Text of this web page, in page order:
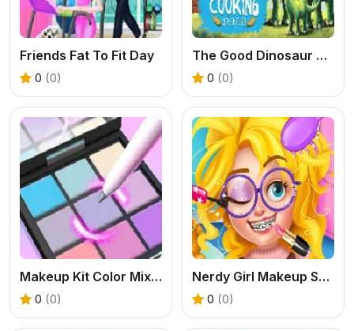
Friends Fat To Fit Day
0 (0)
The Good Dinosaur Cooking Adventure
0 (0)
Makeup Kit Color Mixing
0 (0)
Nerdy Girl Makeup Salon
0 (0)